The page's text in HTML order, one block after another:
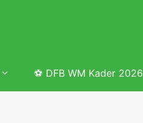
⚽ DFB WM Kader 2026